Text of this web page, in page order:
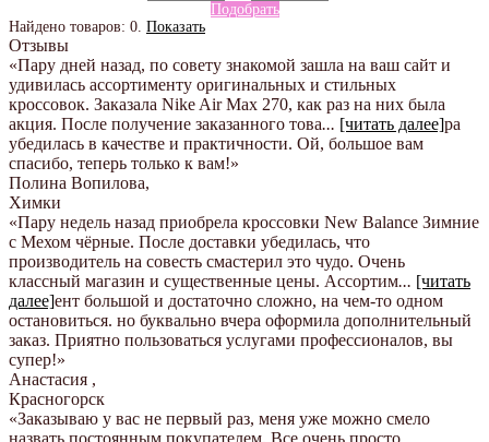
Подобрать
Найдено товаров: 0. Показать
Отзывы
«Пару дней назад, по совету знакомой зашла на ваш сайт и
удивилась ассортименту оригинальных и стильных
кроссовок. Заказала Nike Air Max 270, как раз на них была
акция. После получение заказанного това... [читать далее]ра
убедилась в качестве и практичности. Ой, большое вам
спасибо, теперь только к вам!»
Полина Вопилова,
Химки
«Пару недель назад приобрела кроссовки New Balance Зимние
с Мехом чёрные. После доставки убедилась, что
производитель на совесть смастерил это чудо. Очень
классный магазин и существенные цены. Ассортим... [читать
далее]ент большой и достаточно сложно, на чем-то одном
остановиться. но буквально вчера оформила дополнительный
заказ. Приятно пользоваться услугами профессионалов, вы
супер!»
Анастасия ,
Красногорск
«Заказываю у вас не первый раз, меня уже можно смело
назвать постоянным покупателем. Все очень просто